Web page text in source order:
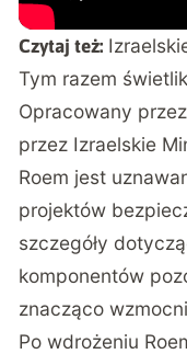
Czytaj też:
Tym razem
Opracowany
przez Izraelskie
Roem jest
projektów
szczegóły
komponentów
znacząco
Po wdrożeniu